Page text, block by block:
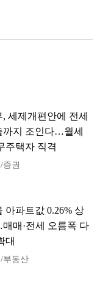
, 세제개편안에 전세
까지 조인다…월세
주택자 직격
증권
아파트값 0.26% 상
매·전세 오름폭 다
대
부동산